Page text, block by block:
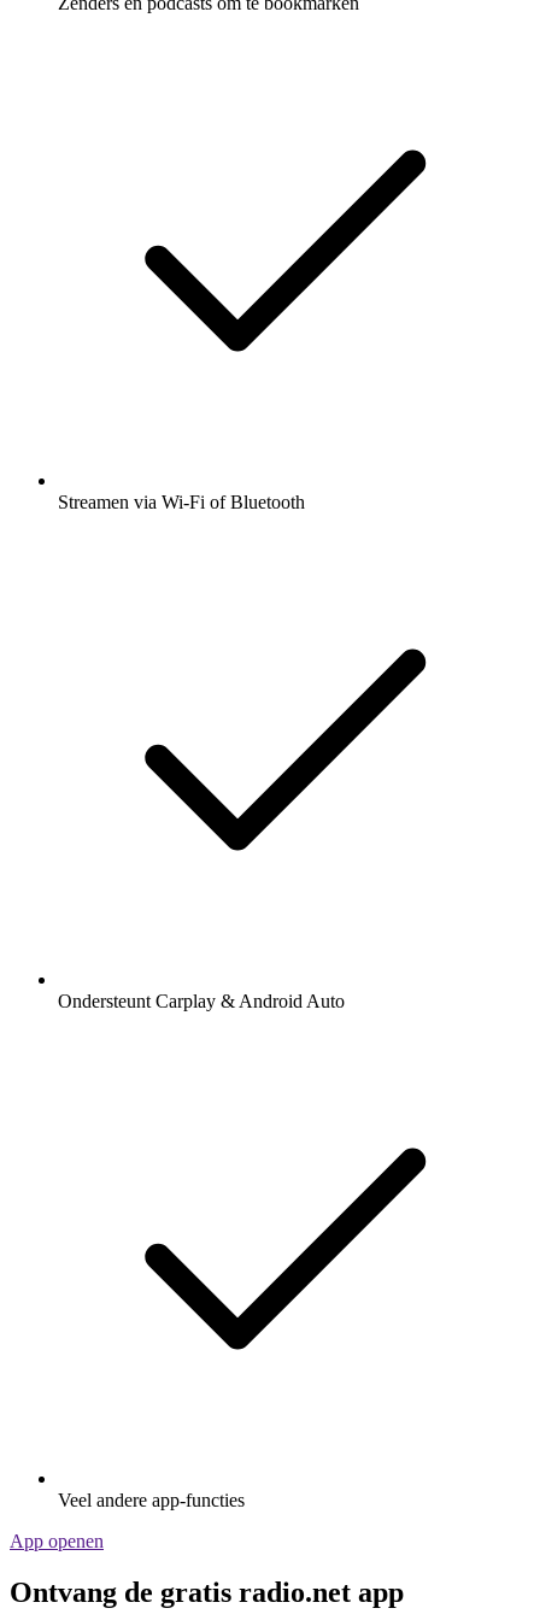
Streamen via Wi-Fi of Bluetooth
Ondersteunt Carplay & Android Auto
Veel andere app-functies
App openen
Ontvang de gratis radio.net app